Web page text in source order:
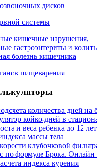
дисков
системы
кишечные нарушения,
гастроэнтериты и
болезнь кишечника
пищеварения
количества дней на
койко-дней в
и веса ребенка до 12 лет
массы тела
клубочковой
по формуле Брока. Онлайн
индекса курения